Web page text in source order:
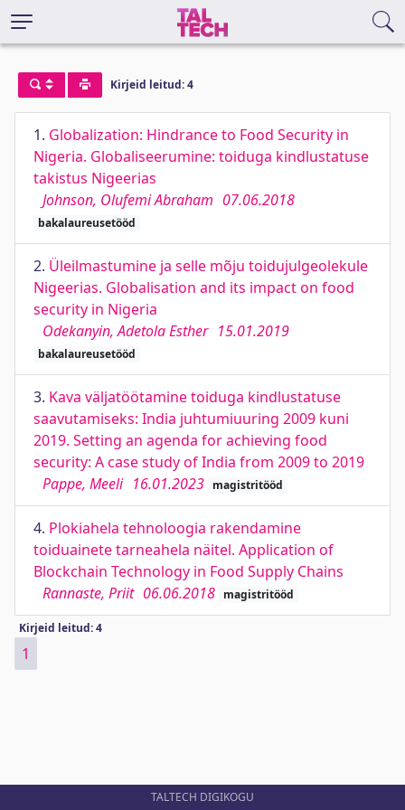
Kirjeid leitud: 4
1. Globalization: Hindrance to Food Security in
Nigeria. Globaliseerumine: toiduga kindlustatuse
takistus Nigeerias
Johnson, Olufemi Abraham 07.06.2018
bakalaureusetööd
2. Üleilmastumine ja selle mõju toidujulgeolekule
Nigeerias. Globalisation and its impact on food
security in Nigeria
Odekanyin, Adetola Esther 15.01.2019
bakalaureusetööd
3. Kava väljatöötamine toiduga kindlustatuse
saavutamiseks: India juhtumiuuring 2009 kuni
2019. Setting an agenda for achieving food
security: A case study of India from 2009 to 2019
Pappe, Meeli 16.01.2023 magistritööd
4. Plokiahela tehnoloogia rakendamine
toiduainete tarneahela näitel. Application of
Blockchain Technology in Food Supply Chains
Rannaste, Priit 06.06.2018 magistritööd
Kirjeid leitud: 4
1
TALTECH DIGIKOGU